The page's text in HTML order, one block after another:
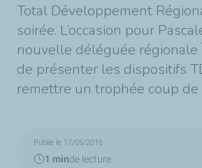
Total Développement
soirée. L’occasion pour
nouvelle déléguée régionale
de présenter les dispositifs
remettre un trophée coup
Publié le 17/05/2016
1 minde lecture